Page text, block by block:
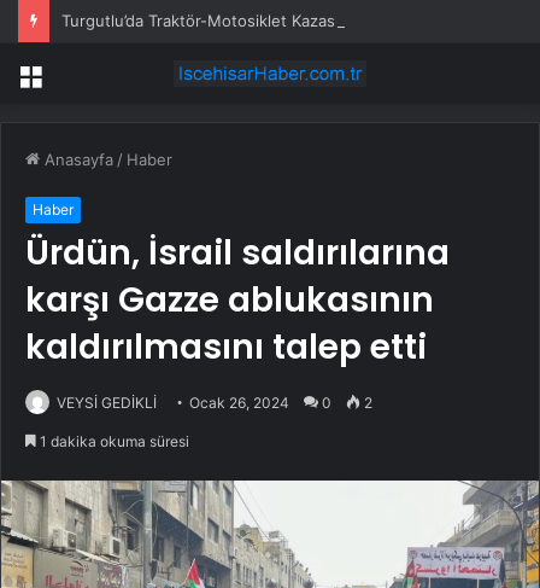
Turgutlu’da Traktör-Motosiklet Kazası
Menü
Anasayfa / Haber
Haber
Ürdün, İsrail saldırılarına
karşı Gazze ablukasının
kaldırılmasını talep etti
VEYSİ GEDİKLİ Ocak 26, 2024 0 2
1 dakika okuma süresi